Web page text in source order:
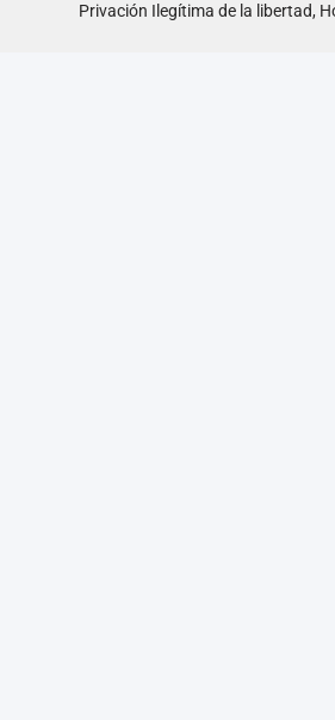
Privación Ilegítima de la libertad,